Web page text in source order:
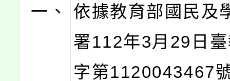
一、
依據教育部國民及
署112年3月29日
字第1120043467